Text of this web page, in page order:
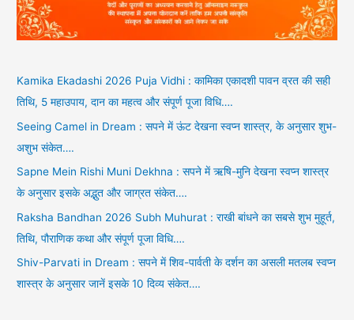
Kamika Ekadashi 2026 Puja Vidhi : कामिका एकादशी पावन व्रत की सही
तिथि, 5 महाउपाय, दान का महत्व और संपूर्ण पूजा विधि….
Seeing Camel in Dream : सपने में ऊंट देखना स्वप्न शास्त्र, के अनुसार शुभ-
अशुभ संकेत….
Sapne Mein Rishi Muni Dekhna : सपने में ऋषि-मुनि देखना स्वप्न शास्त्र
के अनुसार इसके अद्भुत और जाग्रत संकेत….
Raksha Bandhan 2026 Subh Muhurat : राखी बांधने का सबसे शुभ मुहूर्त,
तिथि, पौराणिक कथा और संपूर्ण पूजा विधि….
Shiv-Parvati in Dream : सपने में शिव-पार्वती के दर्शन का असली मतलब स्वप्न
शास्त्र के अनुसार जानें इसके 10 दिव्य संकेत….